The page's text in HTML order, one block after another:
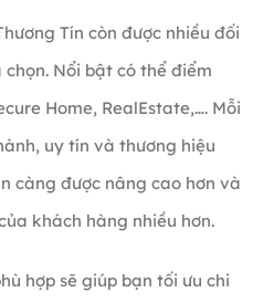
Tín còn được nhiều đối
Nổi bật có thể điểm
Home, RealEstate,…. Mỗi
uy tín và thương hiệu
càng được nâng cao hơn và
khách hàng nhiều hơn.
hợp sẽ giúp bạn tối ưu chi